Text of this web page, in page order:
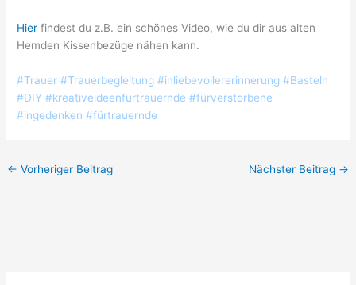
Hier findest du z.B. ein schönes Video, wie du dir aus alten
Hemden Kissenbezüge nähen kann.
#Trauer #Trauerbegleitung #inliebevollererinnerung #Basteln
#DIY #kreativeideenfürtrauernde #fürverstorbene
#ingedenken #fürtrauernde
← Vorheriger Beitrag Nächster Beitrag →